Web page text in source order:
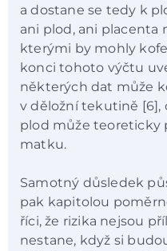
a dostane se tedy k
ani plod, ani placenta
kterými by mohly
konci tohoto výčtu
některých dat může
v děložní tekutině [6],
plod může teoreticky
matku.
Samotný důsledek
pak kapitolou
říci, že rizika nejsou
nestane, když si